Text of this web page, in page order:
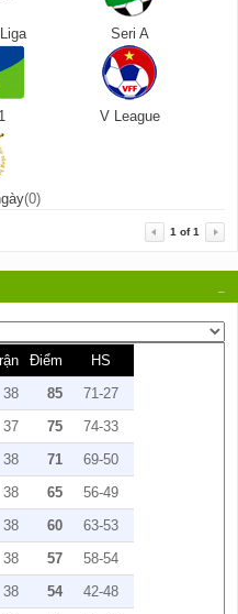
Seri A
V League
(0)
1 of1
Điểm
HS
38 85
71-27
37 75
74-33
38 71
69-50
38 65
56-49
38 60
63-53
38 57
58-54
38 54
42-48